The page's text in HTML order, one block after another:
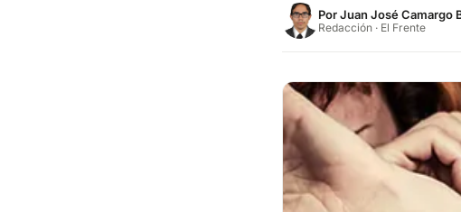
PorJuan José Camargo
Redacción · El Frente